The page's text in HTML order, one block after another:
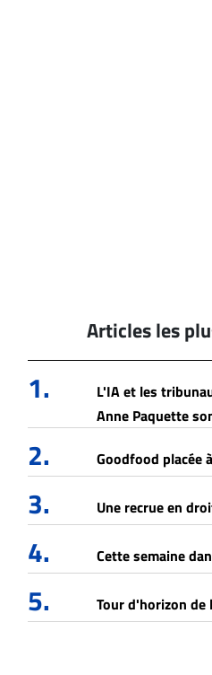
Articles les
1.
L'IA et les
Anne Paquette
2. Goodfood placée
3. Une recrue en
4. Cette semaine
5. Tour d'horizon